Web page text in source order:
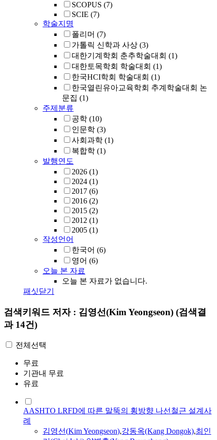
SCOPUS (7)
SCIE (7)
학술지명
폴리머 (7)
가톨릭 신학과 사상 (3)
대한기계학회 춘추학술대회 (1)
대한토목학회 학술대회 (1)
한국HCI학회 학술대회 (1)
한국열린유아교육학회 추계학술대회 논
문집 (1)
주제분류
공학 (10)
인문학 (3)
사회과학 (1)
복합학 (1)
발행연도
2026 (1)
2024 (1)
2017 (6)
2016 (2)
2015 (2)
2012 (1)
2005 (1)
작성언어
한국어 (6)
영어 (6)
오늘 본 자료
오늘 본 자료가 없습니다.
패싯닫기
검색키워드 저자 : 김영선(Kim Yeongseon) (검색결
과 14건)
전체선택
무료
기관내 무료
유료
AASHTO LRFD에 따른 말뚝의 횡방향 나선철근 설계사
례
김영선(KimYeongseon),강동옥(Kang Dongok),최인